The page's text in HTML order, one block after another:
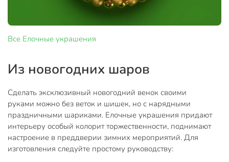
Все Елочные украшения
Из новогодних шаров
Сделать эксклюзивный новогодний венок своими
руками можно без веток и шишек, но с нарядными
праздничными шариками. Елочные украшения придают
интерьеру особый колорит торжественности, поднимают
настроение в преддверии зимних мероприятий. Для
изготовления следуйте простому руководству: